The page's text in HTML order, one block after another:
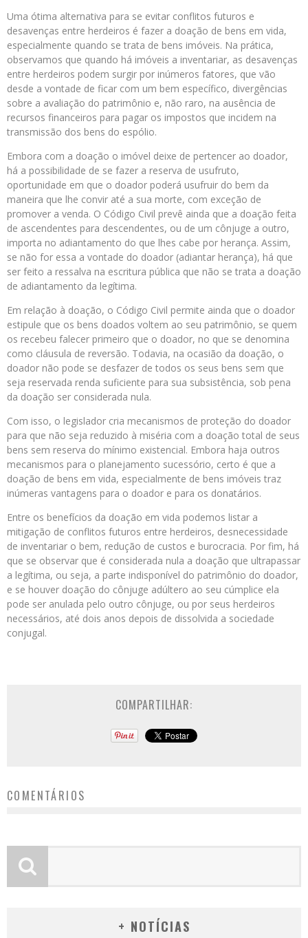
Uma ótima alternativa para se evitar conflitos futuros e
desavenças entre herdeiros é fazer a doação de bens em vida,
especialmente quando se trata de bens imóveis. Na prática,
observamos que quando há imóveis a inventariar, as desavenças
entre herdeiros podem surgir por inúmeros fatores, que vão
desde a vontade de ficar com um bem específico, divergências
sobre a avaliação do patrimônio e, não raro, na ausência de
recursos financeiros para pagar os impostos que incidem na
transmissão dos bens do espólio.
Embora com a doação o imóvel deixe de pertencer ao doador,
há a possibilidade de se fazer a reserva de usufruto,
oportunidade em que o doador poderá usufruir do bem da
maneira que lhe convir até a sua morte, com exceção de
promover a venda. O Código Civil prevê ainda que a doação feita
de ascendentes para descendentes, ou de um cônjuge a outro,
importa no adiantamento do que lhes cabe por herança. Assim,
se não for essa a vontade do doador (adiantar herança), há que
ser feito a ressalva na escritura pública que não se trata a doação
de adiantamento da legítima.
Em relação à doação, o Código Civil permite ainda que o doador
estipule que os bens doados voltem ao seu patrimônio, se quem
os recebeu falecer primeiro que o doador, no que se denomina
como cláusula de reversão. Todavia, na ocasião da doação, o
doador não pode se desfazer de todos os seus bens sem que
seja reservada renda suficiente para sua subsistência, sob pena
da doação ser considerada nula.
Com isso, o legislador cria mecanismos de proteção do doador
para que não seja reduzido à miséria com a doação total de seus
bens sem reserva do mínimo existencial. Embora haja outros
mecanismos para o planejamento sucessório, certo é que a
doação de bens em vida, especialmente de bens imóveis traz
inúmeras vantagens para o doador e para os donatários.
Entre os benefícios da doação em vida podemos listar a
mitigação de conflitos futuros entre herdeiros, desnecessidade
de inventariar o bem, redução de custos e burocracia. Por fim, há
que se observar que é considerada nula a doação que ultrapassar
a legítima, ou seja, a parte indisponível do patrimônio do doador,
e se houver doação do cônjuge adúltero ao seu cúmplice ela
pode ser anulada pelo outro cônjuge, ou por seus herdeiros
necessários, até dois anos depois de dissolvida a sociedade
conjugal.
COMPARTILHAR:
COMENTÁRIOS
+ NOTÍCIAS